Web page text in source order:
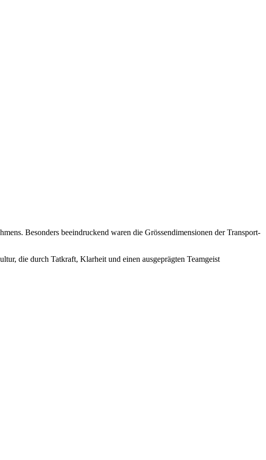
Besonders beeindruckend waren die Grössendimensionen der Transport-
die durch Tatkraft, Klarheit und einen ausgeprägten Teamgeist